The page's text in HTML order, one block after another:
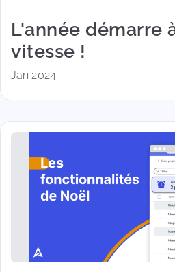
L'année démarre
vitesse !
Jan 2024